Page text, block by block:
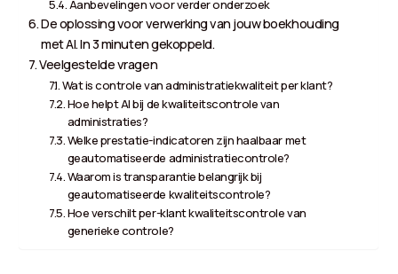
Aanbevelingen voor verder onderzoek
De oplossing voor verwerking van jouw boekhouding
met AI. In 3 minuten gekoppeld.
Veelgestelde vragen
Wat is controle van administratiekwaliteit per klant?
Hoe helpt AI bij de kwaliteitscontrole van
administraties?
Welke prestatie-indicatoren zijn haalbaar met
geautomatiseerde administratiecontrole?
Waarom is transparantie belangrijk bij
geautomatiseerde kwaliteitscontrole?
Hoe verschilt per-klant kwaliteitscontrole van
generieke controle?